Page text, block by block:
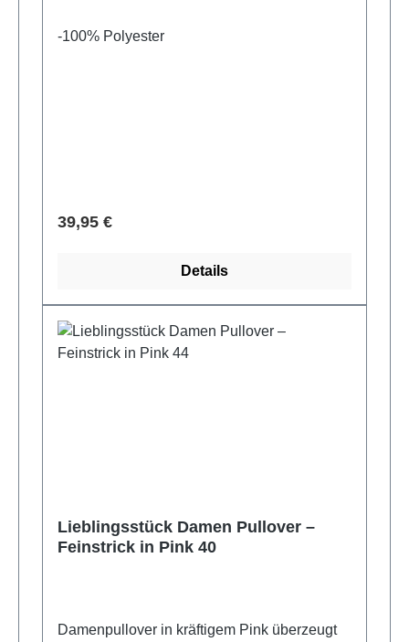
-100% Polyester
Regulärer Preis:
39,95 €
Details
Lieblingsstück Damen Pullover –
Feinstrick in Pink 40
Damenpullover in kräftigem Pink überzeugt